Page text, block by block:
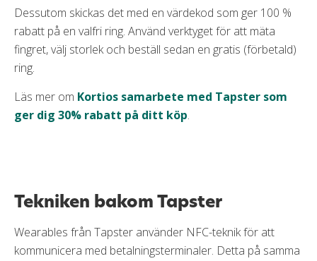
Dessutom skickas det med en värdekod som ger 100 %
rabatt på en valfri ring. Använd verktyget för att mäta
fingret, välj storlek och beställ sedan en gratis (förbetald)
ring.
Läs mer om Kortios samarbete med Tapster som
ger dig 30% rabatt på ditt köp.
Tekniken bakom Tapster
Wearables från Tapster använder NFC-teknik för att
kommunicera med betalningsterminaler. Detta på samma